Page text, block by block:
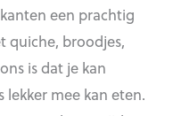
een prachtig
quiche, broodjes,
is dat je kan
lekker mee kan eten.